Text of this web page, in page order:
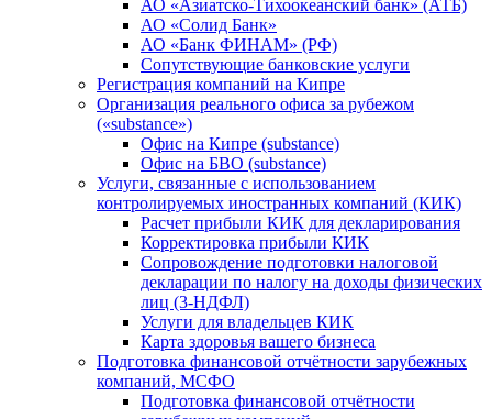
АО «Азиатско-Тихоокеанский банк» (АТБ)
АО «Солид Банк»
АО «Банк ФИНАМ» (РФ)
Сопутствующие банковские услуги
Регистрация компаний на Кипре
Организация реального офиса за рубежом
(«substance»)
Офис на Кипре (substance)
Офис на БВО (substance)
Услуги, связанные с использованием
контролируемых иностранных компаний (КИК)
Расчет прибыли КИК для декларирования
Корректировка прибыли КИК
Сопровождение подготовки налоговой
декларации по налогу на доходы физических
лиц (3-НДФЛ)
Услуги для владельцев КИК
Карта здоровья вашего бизнеса
Подготовка финансовой отчётности зарубежных
компаний, МСФО
Подготовка финансовой отчётности